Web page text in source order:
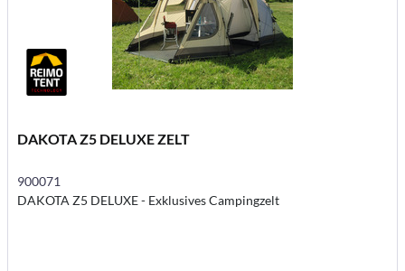
DAKOTA Z5 DELUXE ZELT
900071
DAKOTA Z5 DELUXE - Exklusives Campingzelt